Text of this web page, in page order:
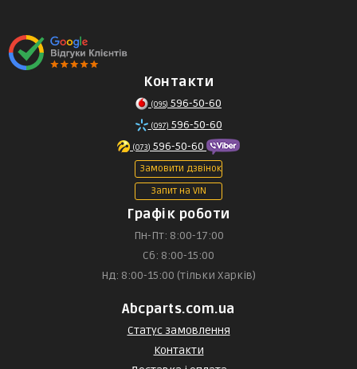
Контакти
(095) 596-50-60
(097) 596-50-60
(073) 596-50-60
Замовити дзвінок
Запит на VIN
Графік роботи
Пн-Пт: 8:00-17:00
Сб: 8:00-15:00
Нд: 8:00-15:00 (тільки Харків)
Abcparts.com.ua
Статус замовлення
Контакти